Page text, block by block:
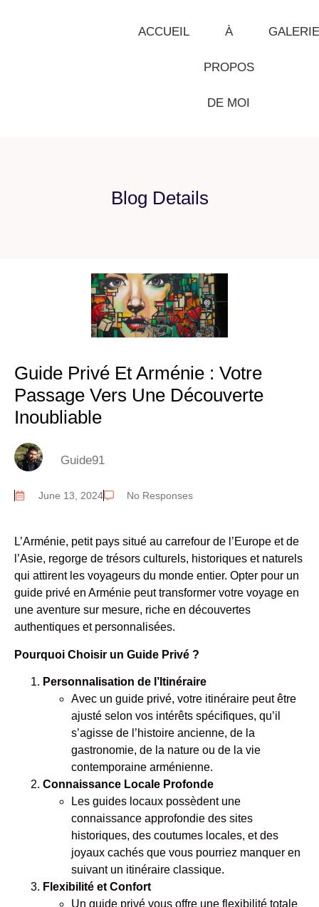
ACCUEIL À
PROPOS
DE MOI
GALERIE
Blog Details
Guide Privé Et Arménie : Votre
Passage Vers Une Découverte
Inoubliable
Guide91
June 13, 2024 No Responses
L’Arménie, petit pays situé au carrefour de l’Europe et de
l’Asie, regorge de trésors culturels, historiques et naturels
qui attirent les voyageurs du monde entier. Opter pour un
guide privé en Arménie peut transformer votre voyage en
une aventure sur mesure, riche en découvertes
authentiques et personnalisées.
Pourquoi Choisir un Guide Privé ?
Personnalisation de l’Itinéraire
Avec un guide privé, votre itinéraire peut être
ajusté selon vos intérêts spécifiques, qu’il
s’agisse de l’histoire ancienne, de la
gastronomie, de la nature ou de la vie
contemporaine arménienne.
Connaissance Locale Profonde
Les guides locaux possèdent une
connaissance approfondie des sites
historiques, des coutumes locales, et des
joyaux cachés que vous pourriez manquer en
suivant un itinéraire classique.
Flexibilité et Confort
Un guide privé vous offre une flexibilité totale